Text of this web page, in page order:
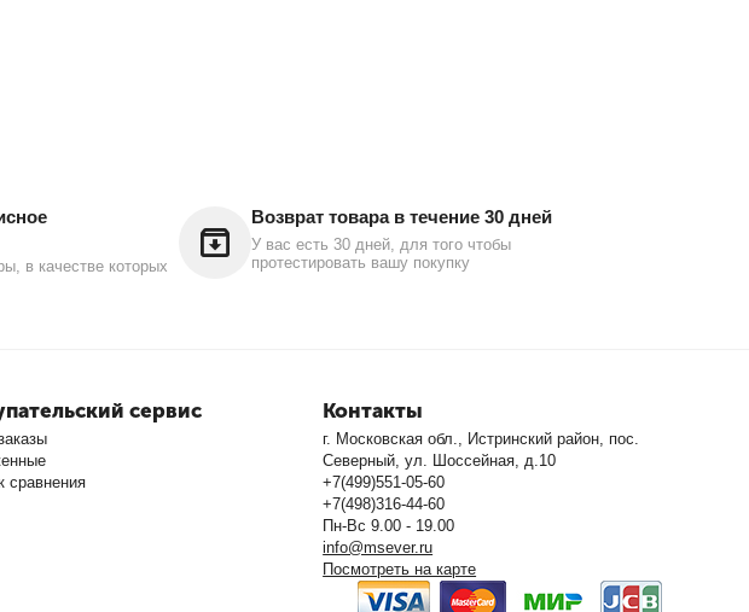
в качестве которых
Возврат товара в течение 30 дней
У вас есть 30 дней, для того чтобы
протестировать вашу покупку
сервис
сравнения
Контакты
г. Московская обл., Истринский район, пос.
Северный, ул. Шоссейная, д.10
+7(499)551-05-60
+7(498)316-44-60
Пн-Вс 9.00 - 19.00
info@msever.ru
Посмотреть на карте